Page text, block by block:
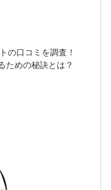
の口コミを調査！
ための秘訣とは？